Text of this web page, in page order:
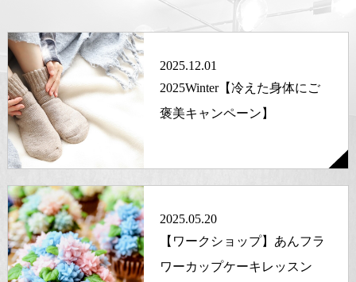
2025.12.01
2025Winter【冷えた身体にご
褒美キャンペーン】
2025.05.20
【ワークショップ】あんフラ
ワーカップケーキレッスン